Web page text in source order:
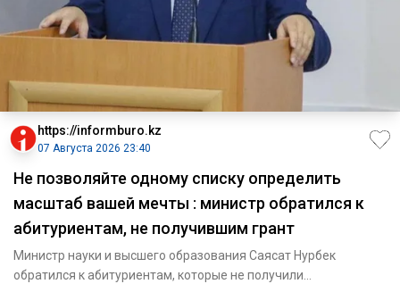
https://informburo.kz
07 Августа 2026 23:40
Не позволяйте одному списку определить
масштаб вашей мечты : министр обратился к
абитуриентам, не получившим грант
Министр науки и высшего образования Саясат Нурбек
обратился к абитуриентам, которые не получили